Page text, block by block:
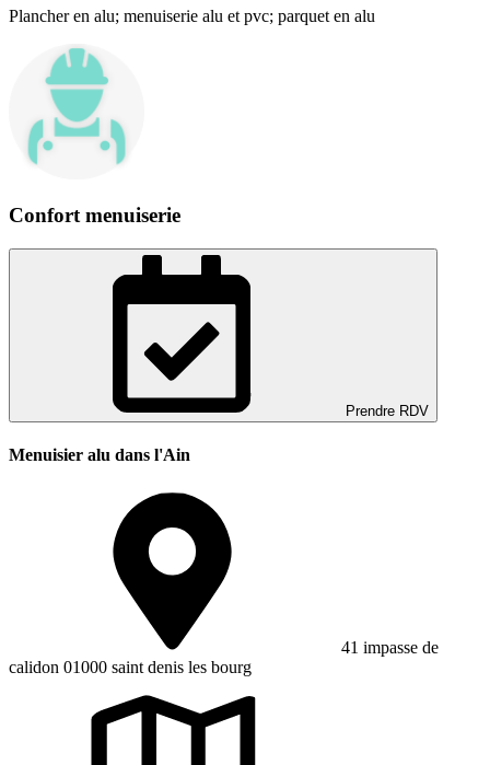
Plancher en alu; menuiserie alu et pvc; parquet en alu
Confort menuiserie
Prendre RDV
Menuisier alu dans l'Ain
41 impasse de
calidon 01000 saint denis les bourg